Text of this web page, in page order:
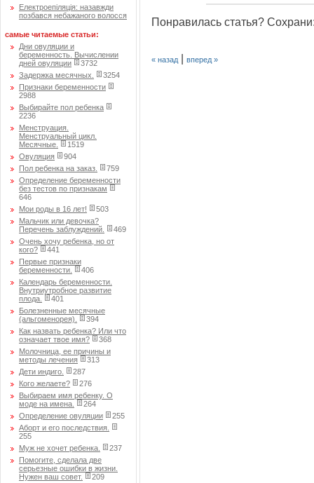
Електроепіляція: назавжди
позбався небажаного волосся
самые читаемые статьи:
Дни овуляции и
беременность. Вычислении
дней овуляции
3732
Задержка месячных.
3254
Признаки беременности
2988
Выбирайте пол ребенка
2236
Менструация.
Менструальный цикл.
Месячные.
1519
Овуляция
904
Пол ребенка на заказ.
759
Определение беременности
без тестов по признакам
646
Мои роды в 16 лет!
503
Мальчик или девочка?
Перечень заблуждений.
469
Очень хочу ребенка, но от
кого?
441
Первые признаки
беременности.
406
Календарь беременности.
Внутриутробное развитие
плода.
401
Болезненные месячные
(альгоменорея).
394
Как назвать ребенка? Или что
означает твое имя?
368
Молочница, ее причины и
методы лечения
313
Дети индиго.
287
Кого желаете?
276
Выбираем имя ребенку. О
моде на имена.
264
Определение овуляции
255
Аборт и его последствия.
255
Муж не хочет ребенка.
237
Помогите, сделала две
серьезные ошибки в жизни.
Нужен ваш совет.
209
Понравилась статья?
« назад вперед »